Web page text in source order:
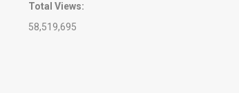
Total Views:
58,519,695